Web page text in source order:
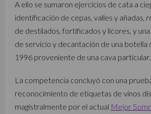
A ello se sumaron ejercicios de cata a
identificación de cepas, valles y añadas,
de destilados, fortificados y licores, y
de servicio y decantación de una botella
1996 proveniente de una cava particular.
La competencia concluyó con una
reconocimiento de etiquetas de vinos
magistralmente por el actual Mejor